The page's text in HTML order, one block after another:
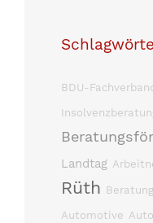
BDU-
Landtag
Rüth Beratung
Automotive